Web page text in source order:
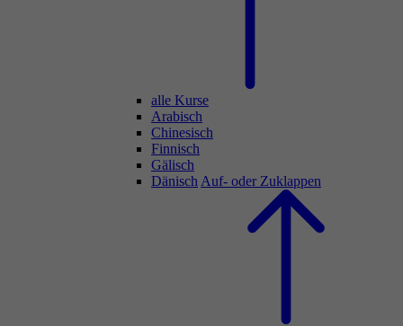
alle Kurse
Arabisch
Chinesisch
Finnisch
Gälisch
Dänisch Auf- oder Zuklappen